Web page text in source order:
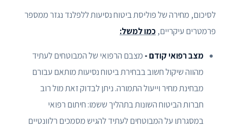
לסיכום, מחירה של פוליסת ביטוח נסיעות ללפלנד נגזר ממספר
פרמטרים עיקריים, כמו למשל:
מצב רפואי קודם - מצבם הרפואי של המבוטחים לעתיד
מהווה שיקול חשוב בבחירת ביטוח נסיעות מותאם עבורם
מבחינת מחיר וייעול התמורה. ניתן לבדוק זאת מול רוב
חברות הביטוח השונות בתהליך ששמו: חיתום רפואי
במסגרתו על המבוטחים לעתיד להגיש מסמכים רלוונטיים